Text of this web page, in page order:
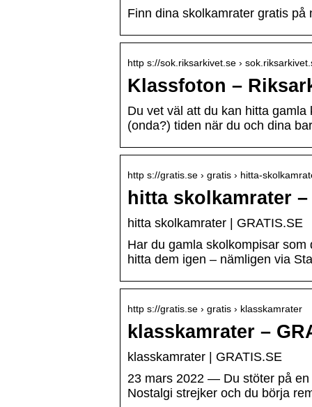
Finn dina skolkamrater gratis på
http s://sok.riksarkivet.se ›
Klassfoton –
Du vet väl att du kan hitta
(onda?) tiden när du och dina
http s://gratis.se › gratis › hitta-
hitta skolkamrater –
hitta skolkamrater | GRATIS.SE
Har du gamla skolkompisar
hitta dem igen – nämligen via
http s://gratis.se › gratis › klasskamrater
klasskamrater –
klasskamrater | GRATIS.SE
23 mars 2022 — Du stöter på
Nostalgi strejker och du börja